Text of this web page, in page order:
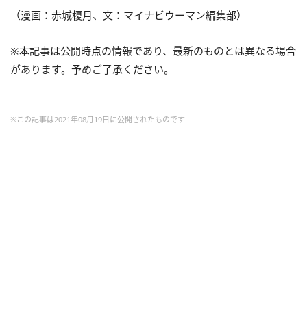
（漫画：赤城榎月、文：マイナビウーマン編集部）
※本記事は公開時点の情報であり、最新のものとは異なる場合
があります。予めご了承ください。
※この記事は2021年08月19日に公開されたものです